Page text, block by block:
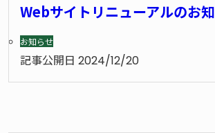
Webサイトリニューアルのお
お知らせ
記事公開日 2024/12/20